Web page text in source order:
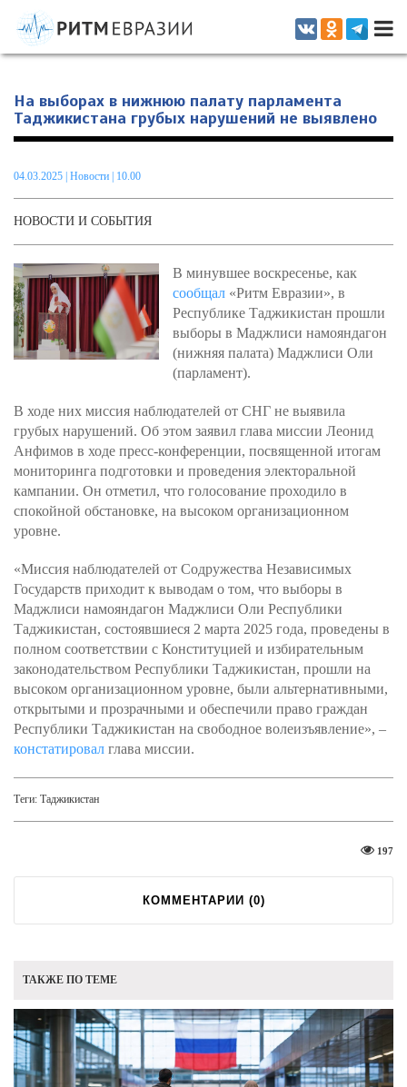
Информационно-аналитическое издание, посвященное актуальным
проблемам интеграции на постсоветском пространстве
На выборах в нижнюю палату парламента
Таджикистана грубых нарушений не выявлено
04.03.2025 Новости | 10.00
НОВОСТИ И СОБЫТИЯ
В минувшее воскресенье, как
сообщал «Ритм Евразии», в
Республике Таджикистан прошли
выборы в Маджлиси намояндагон
(нижняя палата) Маджлиси Оли
(парламент).
В ходе них миссия наблюдателей от СНГ не выявила
грубых нарушений. Об этом заявил глава миссии Леонид
Анфимов в ходе пресс-конференции, посвященной итогам
мониторинга подготовки и проведения электоральной
кампании. Он отметил, что голосование проходило в
спокойной обстановке, на высоком организационном
уровне.
«Миссия наблюдателей от Содружества Независимых
Государств приходит к выводам о том, что выборы в
Маджлиси намояндагон Маджлиси Оли Республики
Таджикистан, состоявшиеся 2 марта 2025 года, проведены в
полном соответствии с Конституцией и избирательным
законодательством Республики Таджикистан, прошли на
высоком организационном уровне, были альтернативными,
открытыми и прозрачными и обеспечили право граждан
Республики Таджикистан на свободное волеизъявление», –
констатировал глава миссии.
Теги: Таджикистан
197
КОММЕНТАРИИ (0)
ТАКЖЕ ПО ТЕМЕ